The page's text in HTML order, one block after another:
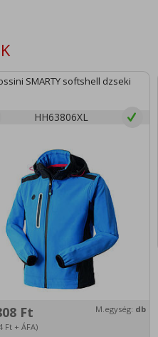
SMARTY softshell dzseki
HH63806XL
Ft
Ft+ ÁFA)
M.egység: db